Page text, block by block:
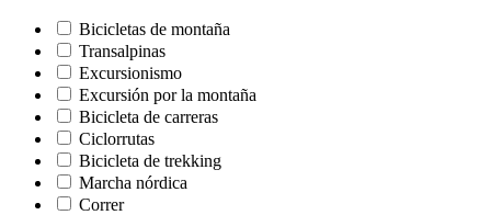
Bicicletas de montaña
Transalpinas
Excursionismo
Excursión por la montaña
Bicicleta de carreras
Ciclorrutas
Bicicleta de trekking
Marcha nórdica
Correr